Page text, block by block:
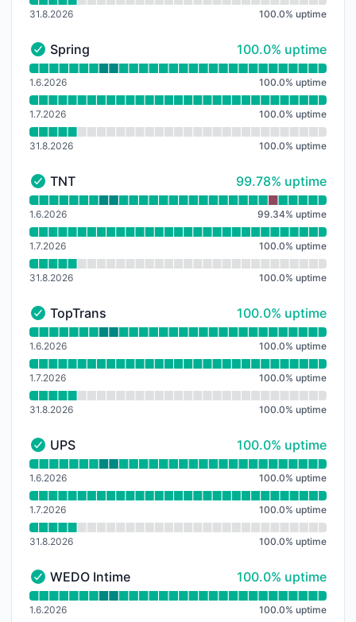
31.8.2026 100.0% uptime
Spring - Funkční
Spring 100% - uptime
100.0% uptime
Přečtěte si graf doby provozuschopnosti pro Spring
1.6.2026 100.0% uptime
1.7.2026 100.0% uptime
31.8.2026 100.0% uptime
TNT - Funkční
TNT 100% - uptime
99.78% uptime
Přečtěte si graf doby provozuschopnosti pro TNT
1.6.2026 99.34% uptime
1.7.2026 100.0% uptime
31.8.2026 100.0% uptime
TopTrans - Funkční
TopTrans 100% - uptime
100.0% uptime
Přečtěte si graf doby provozuschopnosti pro
1.6.2026 100.0% uptime
1.7.2026 100.0% uptime
31.8.2026 100.0% uptime
UPS - Funkční
UPS 100% - uptime
100.0% uptime
Přečtěte si graf doby provozuschopnosti pro UPS
1.6.2026 100.0% uptime
1.7.2026 100.0% uptime
31.8.2026 100.0% uptime
WEDO Intime - Funkční
WEDO Intime 100% - uptime
100.0% uptime
Přečtěte si graf doby provozuschopnosti pro WEDO
1.6.2026 100.0% uptime